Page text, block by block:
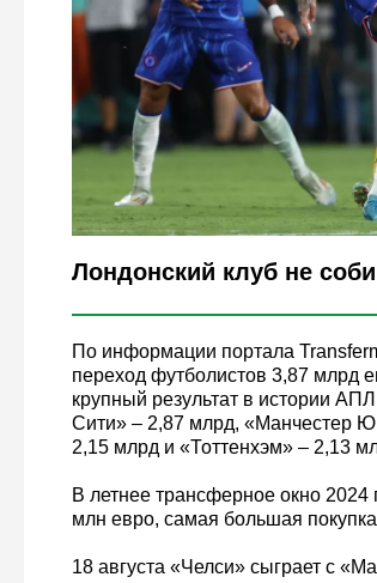
Лондонский клуб не
По информации портала
переход футболистов 3,87 млрд
крупный результат в истории
Сити» – 2,87 млрд, «Манчестер
2,15 млрд и «Тоттенхэм» – 2,13
В летнее трансферное окно 2024
млн евро, самая большая
18 августа «Челси» сыграет с